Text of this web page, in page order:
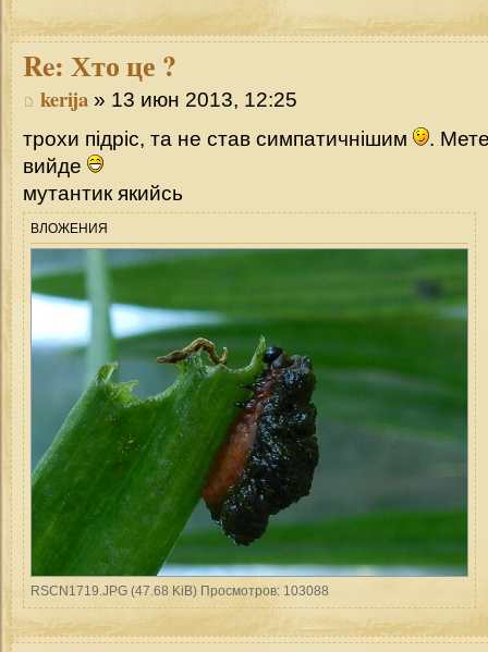
Re: Хто це ?
kerija » 13 июн 2013, 12:25
трохи підріс, та не став симпатичнішим
.
вийде
мутантик якийсь
ВЛОЖЕНИЯ
RSCN1719.JPG (47.68 KiB) Просмотров: 103088